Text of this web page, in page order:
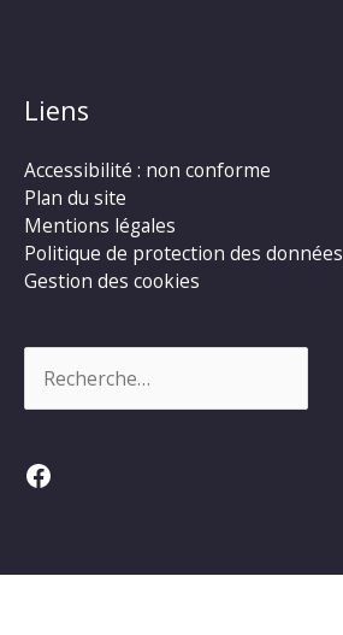
Liens
Accessibilité : non conforme
Plan du site
Mentions légales
Politique de protection des données
Gestion des cookies
Facebook